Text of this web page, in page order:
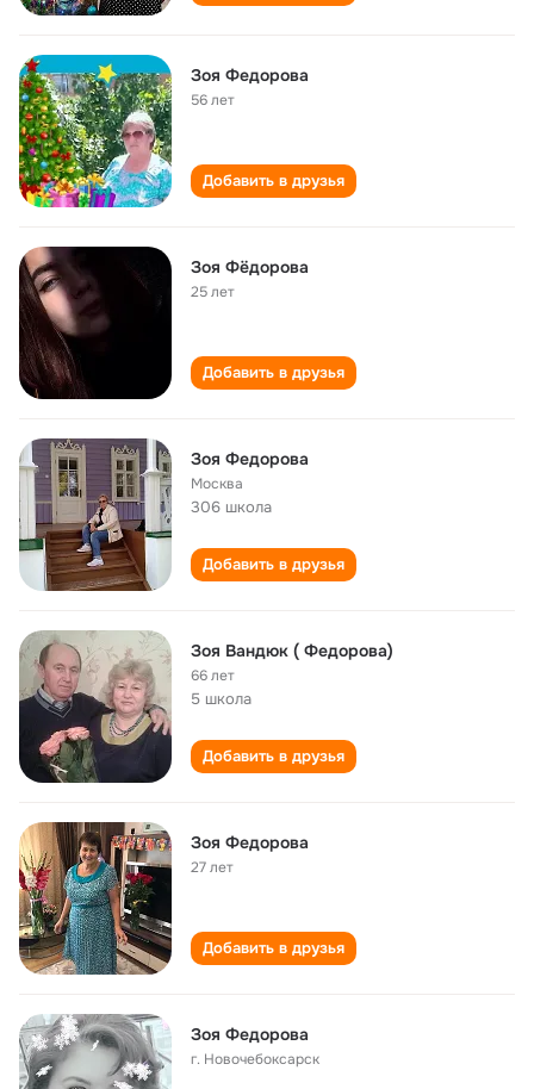
Зоя Федорова
56 лет
Добавить в друзья
Зоя Фёдорова
25 лет
Добавить в друзья
Зоя Федорова
Москва
306 школа
Добавить в друзья
Зоя Вандюк ( Федорова)
66 лет
5 школа
Добавить в друзья
Зоя Федорова
27 лет
Добавить в друзья
Зоя Федорова
г. Новочебоксарск